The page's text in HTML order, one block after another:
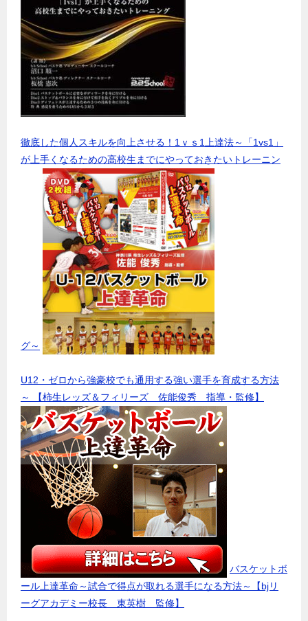
徹底した個人スキルを向上させる！1ｖｓ1上達法～「1vs1」
が上手くなるための高校生までにやっておきたいトレーニン
グ～
U12・ゼロから強豪校でも通用する強い選手を育成する方法
～ 【柿生レッズ＆フィリーズ 佐能俊秀 指導・監修】
バスケットボ
ール上達革命～試合で得点が取れる選手になる方法～【bjリ
ーグアカデミー校長 東英樹 監修】